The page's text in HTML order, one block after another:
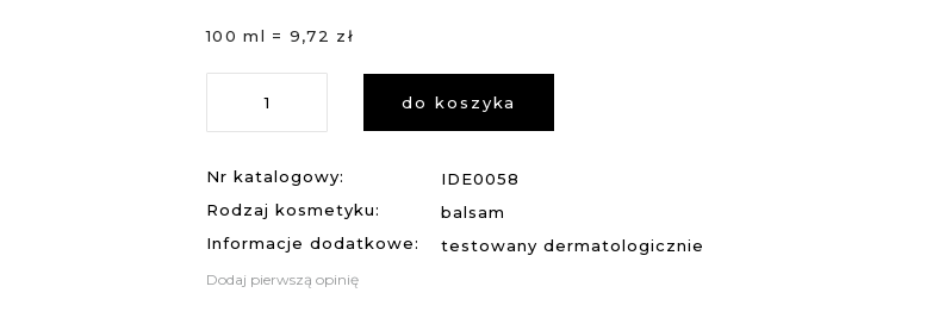
100 ml = 9,72 zł
do koszyka
Nr katalogowy:
IDE0058
Rodzaj kosmetyku:
balsam
Informacje dodatkowe:
testowany dermatologicznie
Dodaj pierwszą opinię